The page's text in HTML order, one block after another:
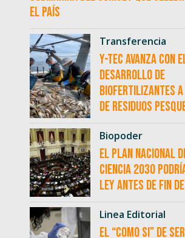
el país
Transferencia
Y-TEC avanza con
desarrollo de
biofertilizantes
de residuos
Biopoder
El Plan Nacional
Ciencia 2030
ley antes de fin
Linea Editorial
El “como si” de ser